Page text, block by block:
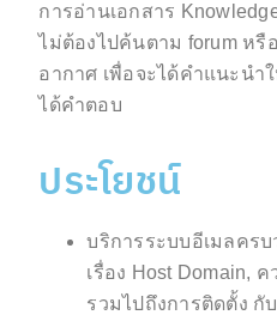
การอ่านเอกสาร
ไม่ต้องไปค้นตาม forum ห
อากาศ เพื่อจะได้คำแนะนำ
ได้คำตอบ
ประโยชน์
บริการระบบอีเมลคร
เรื่อง Host Domain,
รวมไปถึงการติดตั้ง